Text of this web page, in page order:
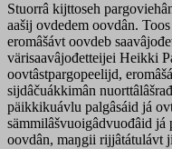
Stuorrâ kijttoseh
aašij ovdedem oovdân.
eromâšávt oovdeb
värisaavâjođetteijei Heikki
oovtâstpargopeelijd,
sijdâčuákkimân
päikkikuávlu palgâsáid já
sämmilâšvuoigâdvuođâid
oovdân, maŋgii rijjâtátulávt